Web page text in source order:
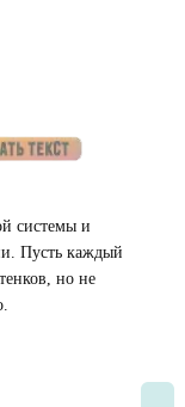
системы и
Пусть каждый
но не